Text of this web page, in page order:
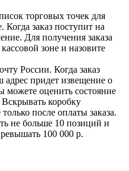
торговых точек для
Когда заказ поступит на
Для получения заказа
зоне и назовите
России. Когда заказ
адрес придет извещение о
можете оценить состояние
Вскрывать коробку
после оплаты заказа.
не больше 10 позиций и
100 000 р.